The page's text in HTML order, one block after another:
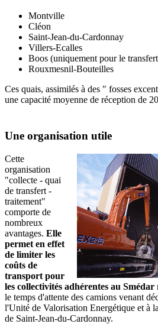
Montville
Cléon
Saint-Jean-du-Cardonnay
Villers-Ecalles
Boos (uniquement pour le
Rouxmesnil-Bouteilles
Ces quais, assimilés à des " fosses
une capacité moyenne de réception de
Une organisation utile
Cette
organisation
"collecte - quai
de transfert -
traitement"
comporte de
nombreux
avantages. Elle
permet en effet
de limiter les
coûts de
transport pour
les collectivités adhérentes au Smédar
le temps d'attente des camions venant
l'Unité de Valorisation Energétique et à
de Saint-Jean-du-Cardonnay.